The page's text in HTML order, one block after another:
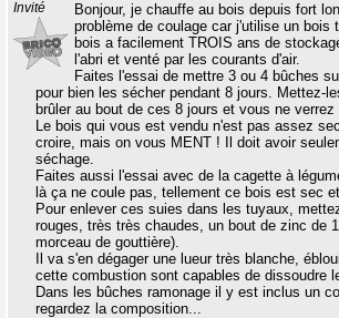
Invité
Bonjour, je chauffe au bois depuis fort
problème de coulage car j'utilise un bois
bois a facilement TROIS ans de
l'abri et venté par les courants d'air.
Faites l'essai de mettre 3 ou 4 bûches
pour bien les sécher pendant 8 jours. Mettez-
brûler au bout de ces 8 jours et vous ne
Le bois qui vous est vendu n'est pas assez
croire, mais on vous MENT ! Il doit avoir
séchage.
Faites aussi l'essai avec de la cagette à
là ça ne coule pas, tellement ce bois est sec
Pour enlever ces suies dans les tuyaux,
rouges, très très chaudes, un bout de zinc de
morceau de gouttière).
Il va s'en dégager une lueur très blanche,
cette combustion sont capables de dissoudre
Dans les bûches ramonage il y est inclus un
regardez la composition...